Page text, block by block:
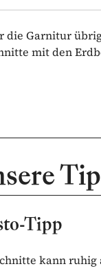
die Garnitur
mit den
Tipp
kann